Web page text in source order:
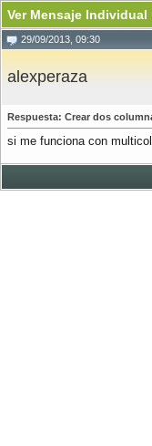
Ver Mensaje Individual
29/09/2013, 09:30
alexperaza
Respuesta: Crear dos
si me funciona con